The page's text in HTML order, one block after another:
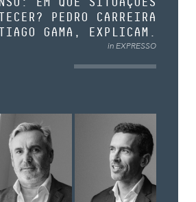
PEDRO CARREIRA
GAMA, EXPLICAM.
in EXPRESSO